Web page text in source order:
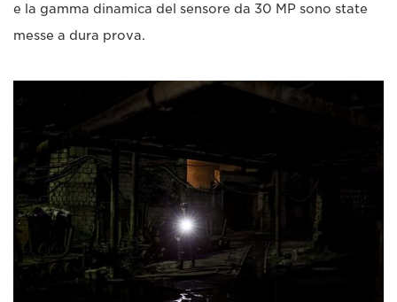
e la gamma dinamica del sensore da 30 MP sono state
messe a dura prova.